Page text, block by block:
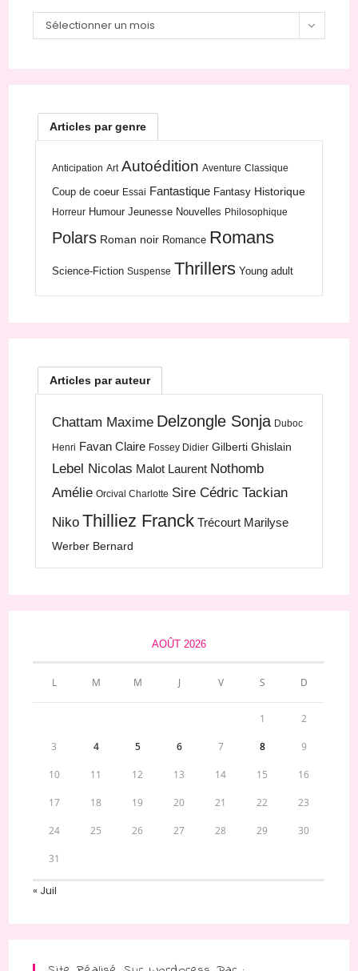
Archives
Sélectionner un mois
Articles par genre
Anticipation Art Autoédition Aventure Classique
Coup de coeur Essai Fantastique Fantasy Historique
Horreur Humour Jeunesse Nouvelles Philosophique
Polars Roman noir Romance Romans
Science-Fiction Suspense Thrillers Young adult
Articles par auteur
Chattam Maxime Delzongle Sonja Duboc
Henri Favan Claire Fossey Didier Gilberti Ghislain
Lebel Nicolas Malot Laurent Nothomb
Amélie Orcival Charlotte Sire Cédric Tackian
Niko Thilliez Franck Trécourt Marilyse
Werber Bernard
AOÛT 2026
L M M J V S D
1 2
3 4 5 6 7 8 9
10 11 12 13 14 15 16
17 18 19 20 21 22 23
24 25 26 27 28 29 30
31
« Juil